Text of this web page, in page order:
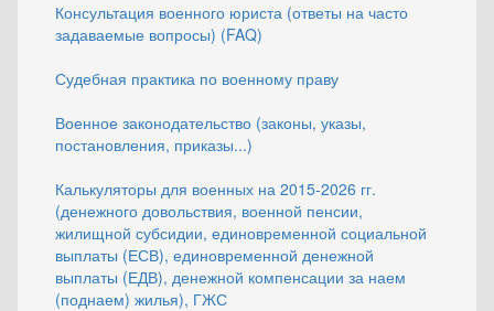
Консультация военного юриста (ответы на часто
задаваемые вопросы) (FAQ)
Судебная практика по военному праву
Военное законодательство (законы, указы,
постановления, приказы...)
Калькуляторы для военных на 2015-2026 гг.
(денежного довольствия, военной пенсии,
жилищной субсидии, единовременной социальной
выплаты (ЕСВ), единовременной денежной
выплаты (ЕДВ), денежной компенсации за наем
(поднаем) жилья), ГЖС